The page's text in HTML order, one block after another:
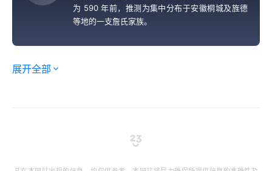
为 590 年前，推测为集中分布于安徽桐城及旌德
等地的一支詹氏家族。
展开全部